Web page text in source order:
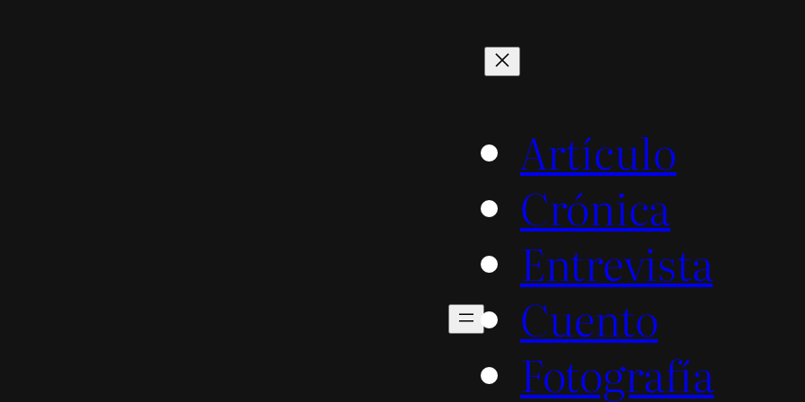
Artículo
Crónica
Entrevista
Cuento
Fotografía